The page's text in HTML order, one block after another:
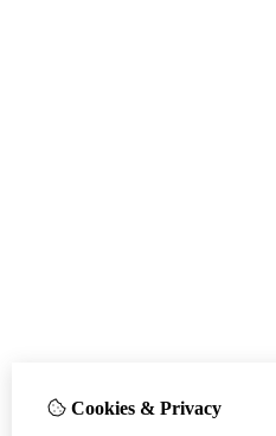
Cookies & Privacy